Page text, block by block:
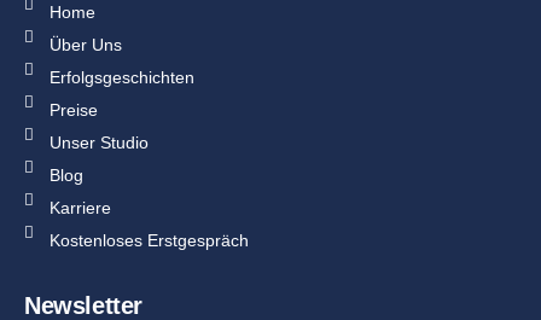
Home
Über Uns
Erfolgsgeschichten
Preise
Unser Studio
Blog
Karriere
Kostenloses Erstgespräch
Newsletter